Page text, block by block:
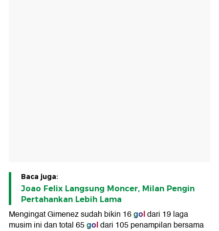
Baca juga:
Joao Felix Langsung Moncer, Milan Pengin
Pertahankan Lebih Lama
Mengingat Gimenez sudah bikin 16goldari 19 laga
musim ini dan total 65goldari 105 penampilan bersama